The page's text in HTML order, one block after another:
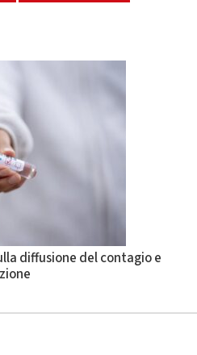
diffusione del contagio e